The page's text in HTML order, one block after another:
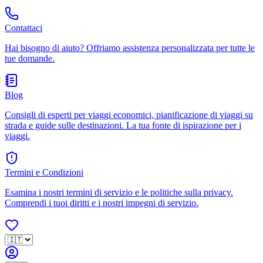
Contattaci
Hai bisogno di aiuto? Offriamo assistenza personalizzata per tutte le
tue domande.
Blog
Consigli di esperti per viaggi economici, pianificazione di viaggi su
strada e guide sulle destinazioni. La tua fonte di ispirazione per i
viaggi.
Termini e Condizioni
Esamina i nostri termini di servizio e le politiche sulla privacy.
Comprendi i tuoi diritti e i nostri impegni di servizio.